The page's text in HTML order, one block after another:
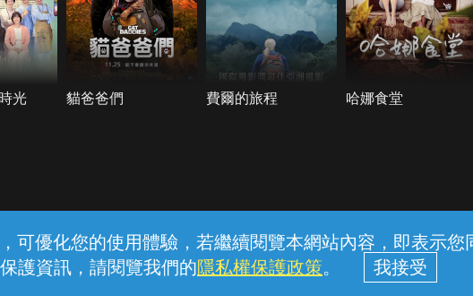
可優化您的使用體驗，若繼續閱覽本網站內容，即表示
護資訊，請閱覽我們的隱私權保護政策。
光 貓爸爸們 費爾的旅程 哈娜食堂
線上客服 服務條款 隱私權保護
中華電信股份有限公司個人家庭分公司 (統一編號：96979949) © 2026